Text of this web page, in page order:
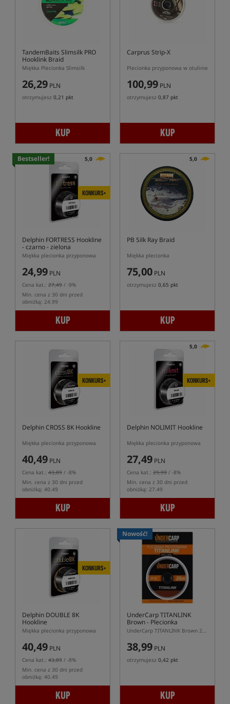
TandemBaits Slimsilk PRO
Hooklink Braid
Miękka Plecionka Slimsilk
26,29 PLN
otrzymujesz 0,21 pkt
KUP
Carprus Strip-X
Plecionka przyponowa w otulinie
100,99 PLN
otrzymujesz 0,87 pkt
KUP
Bestseller! 5,0
KONKURS+
Delphin FORTRESS Hookline
- czarno - zielona
Miękka plecionka przyponowa
24,99 PLN
Cena kat.: 27,49 / -9%
Min. cena z 30 dni przed
obniżką: 24.99
KUP
5,0
PB Silk Ray Braid
Miękka plecionka
75,00 PLN
otrzymujesz 0,65 pkt
KUP
KONKURS+
Delphin CROSS 8K Hookline
Miękka plecionka przyponowa
40,49 PLN
Cena kat.: 43,89 / -8%
Min. cena z 30 dni przed
obniżką: 40.49
KUP
5,0
KONKURS+
Delphin NOLIMIT Hookline
Miękka plecionka przyponowa
27,49 PLN
Cena kat.: 29,99 / -8%
Min. cena z 30 dni przed
obniżką: 27.49
KUP
KONKURS+
Delphin DOUBLE 8K
Hookline
Miękka plecionka przyponowa
40,49 PLN
Cena kat.: 43,89 / -8%
Min. cena z 30 dni przed
obniżką: 40.49
KUP
Nowość!
UnderCarp TITANLINK
Brown- Plecionka
przyponowa
UnderCarp TITANLINK Brown 20 m – tonąca plecionka przyponowa 25 lb / 35 lb
38,99 PLN
otrzymujesz 0,42 pkt
KUP